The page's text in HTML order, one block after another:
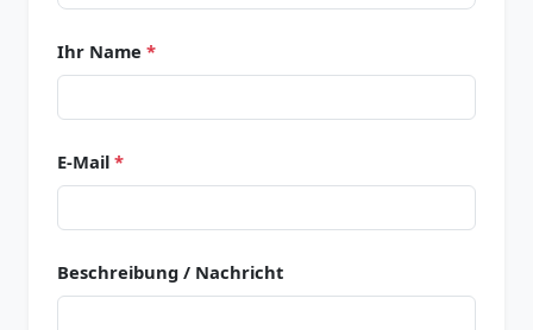
Ihr Name *
E-Mail *
Beschreibung / Nachricht